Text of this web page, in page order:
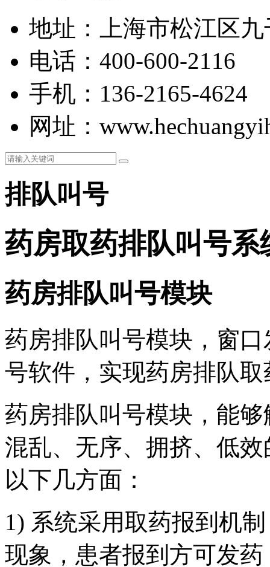
地址：上海市松江区
电话：400-600-2116
手机：136-2165-4624
网址：
排队叫号
药房取药排队叫号系
药房排队叫号模块
药房排队叫号模块，窗
号软件，实现药房排队
药房排队叫号模块，能
混乱、无序、拥挤、低
以下几方面：
1) 系统采用取药报到机
现象，患者报到方可发